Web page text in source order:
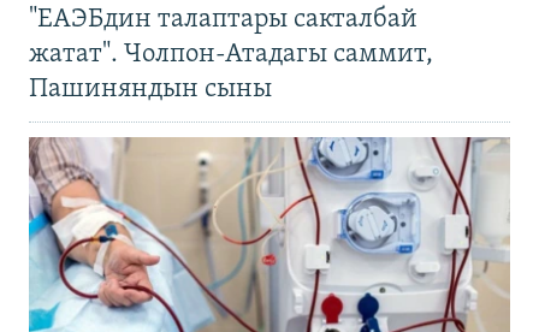
"ЕАЭБдин талаптары сакталбай
жатат". Чолпон-Атадагы саммит,
Пашиняндын сыны